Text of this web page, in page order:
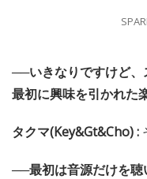
──いきなりですけど、
最初に興味を引かれた
タクマ(Key&Gt&Cho) :
──最初は音源だけを聴